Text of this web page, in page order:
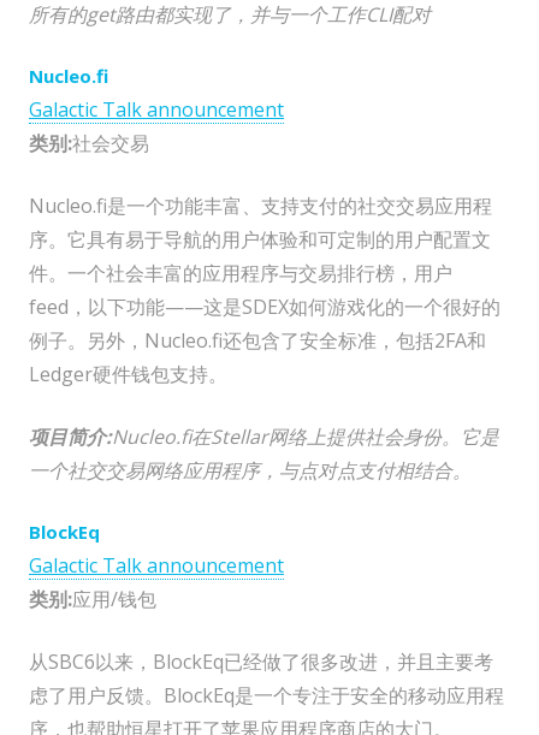
所有的get路由都实现了，并与一个工作CLI配对
Nucleo.fi
Galactic Talk announcement
类别:社会交易
Nucleo.fi是一个功能丰富、支持支付的社交交易应用程
序。它具有易于导航的用户体验和可定制的用户配置文
件。一个社会丰富的应用程序与交易排行榜，用户
feed，以下功能——这是SDEX如何游戏化的一个很好的
例子。另外，Nucleo.fi还包含了安全标准，包括2FA和
Ledger硬件钱包支持。
项目简介:Nucleo.fi在Stellar网络上提供社会身份。它是
一个社交交易网络应用程序，与点对点支付相结合。
BlockEq
Galactic Talk announcement
类别:应用/钱包
从SBC6以来，BlockEq已经做了很多改进，并且主要考
虑了用户反馈。BlockEq是一个专注于安全的移动应用程
序，也帮助恒星打开了苹果应用程序商店的大门。